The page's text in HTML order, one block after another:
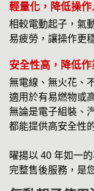
輕量化，降低操
相較電動起子，氣
易疲勞，讓操作更
安全性高，降低
無電線、無火花、
適用於有易燃物或
無論是電子組裝、
都能提供高安全性
曜揚以 40 年如一
完整售後服務，是